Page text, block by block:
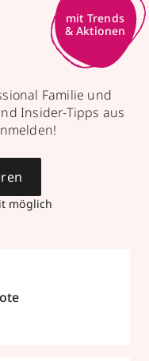
mit Trends
& Aktionen
Familie und
Insider-Tipps aus
möglich